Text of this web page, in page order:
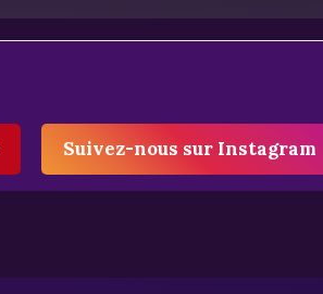
Suivez-nous sur Instagram